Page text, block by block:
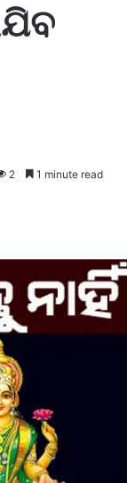
2 1 minute read